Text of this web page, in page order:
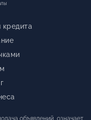
объявлений, означает